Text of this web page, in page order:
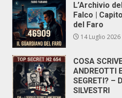
L’Archivio
Falco |
del Faro
14 Luglio 2026
COSA
ANDREOTTI
SEGRETI? –
SILVESTRI